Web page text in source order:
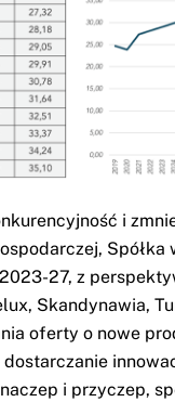
i
Spółka
27, z
Skandynawia,
oferty o nowe
dostarczanie
i przyczep,